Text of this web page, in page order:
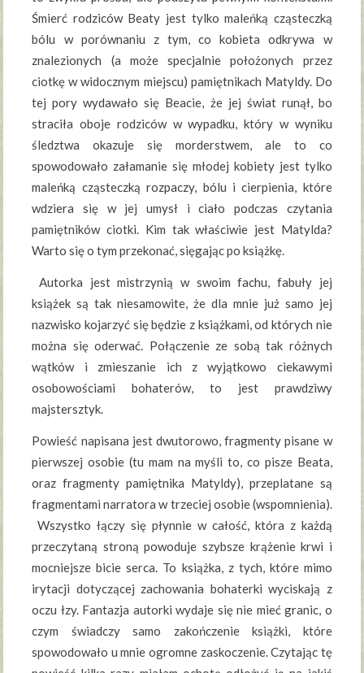
Śmierć rodziców Beaty jest tylko maleńką cząsteczką
bólu w porównaniu z tym, co kobieta odkrywa w
znalezionych (a może specjalnie położonych przez
ciotkę w widocznym miejscu) pamiętnikach Matyldy. Do
tej pory wydawało się Beacie, że jej świat runął, bo
straciła oboje rodziców w wypadku, który w wyniku
śledztwa okazuje się morderstwem, ale to co
spowodowało załamanie się młodej kobiety jest tylko
maleńką cząsteczką rozpaczy, bólu i cierpienia, które
wdziera się w jej umysł i ciało podczas czytania
pamiętników ciotki. Kim tak właściwie jest Matylda?
Warto się o tym przekonać, sięgając po książkę.
Autorka jest mistrzynią w swoim fachu, fabuły jej
książek są tak niesamowite, że dla mnie już samo jej
nazwisko kojarzyć się będzie z książkami, od których nie
można się oderwać. Połączenie ze sobą tak różnych
wątków i zmieszanie ich z wyjątkowo ciekawymi
osobowościami bohaterów, to jest prawdziwy
majstersztyk.
Powieść napisana jest dwutorowo, fragmenty pisane w
pierwszej osobie (tu mam na myśli to, co pisze Beata,
oraz fragmenty pamiętnika Matyldy), przeplatane są
fragmentami narratora w trzeciej osobie (wspomnienia).
Wszystko łączy się płynnie w całość, która z każdą
przeczytaną stroną powoduje szybsze krążenie krwi i
mocniejsze bicie serca. To książka, z tych, które mimo
irytacji dotyczącej zachowania bohaterki wyciskają z
oczu łzy. Fantazja autorki wydaje się nie mieć granic, o
czym świadczy samo zakończenie książki, które
spowodowało u mnie ogromne zaskoczenie. Czytając tę